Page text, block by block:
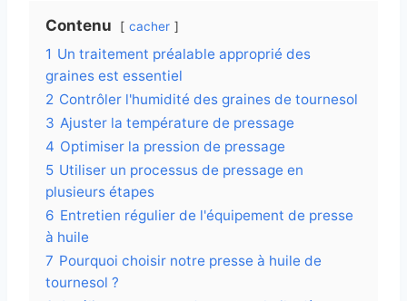
Contenu cacher
1 Un traitement préalable approprié des
graines est essentiel
2 Contrôler l'humidité des graines de tournesol
3 Ajuster la température de pressage
4 Optimiser la pression de pressage
5 Utiliser un processus de pressage en
plusieurs étapes
6 Entretien régulier de l'équipement de presse
à huile
7 Pourquoi choisir notre presse à huile de
tournesol ?